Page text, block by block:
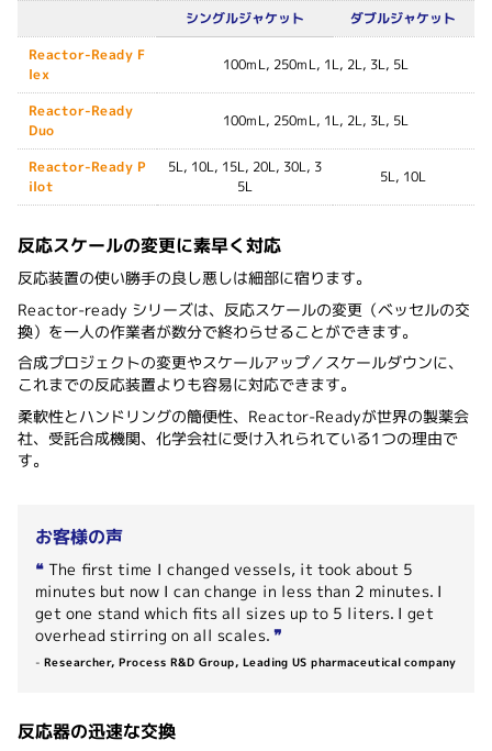
シングルジャケット ダブルジャケット
Reactor-Ready F
lex
100mL, 250mL, 1L, 2L, 3L, 5L
Reactor-Ready
Duo
100mL, 250mL, 1L, 2L, 3L, 5L
Reactor-Ready P
ilot
5L, 10L, 15L, 20L, 30L, 3
5L
5L, 10L
反応スケールの変更に素早く対応
反応装置の使い勝手の良し悪しは細部に宿ります。
Reactor-ready シリーズは、反応スケールの変更（ベッセルの交
換）を一人の作業者が数分で終わらせることができます。
合成プロジェクトの変更やスケールアップ／スケールダウンに、
これまでの反応装置よりも容易に対応できます。
柔軟性とハンドリングの簡便性、Reactor-Readyが世界の製薬会
社、受託合成機関、化学会社に受け入れられている1つの理由で
す。
お客様の声
❝ The first time I changed vessels, it took about 5
minutes but now I can change in less than 2 minutes. I
get one stand which fits all sizes up to 5 liters. I get
overhead stirring on all scales. ❞
- Researcher, Process R&D Group, Leading US pharmaceutical company
反応器の迅速な交換